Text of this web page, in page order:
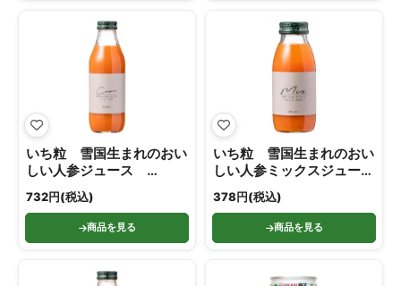
いち粒 雪国生まれのおい
しい人参ジュース
500ml
732円(税込)
商品を見る
いち粒 雪国生まれのおい
しい人参ミックスジュー
ス 200ml
378円(税込)
商品を見る